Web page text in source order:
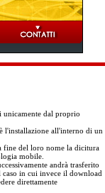
unicamente dal proprio
l'installazione all'interno di un
fine del loro nome la dicitura
mobile.
andrà trasferito
in cui invece il download
direttamente